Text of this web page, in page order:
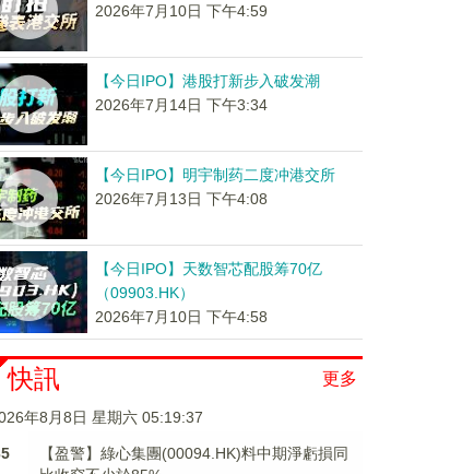
2026年7月10日 下午4:59
【今日IPO】港股打新步入破发潮
2026年7月14日 下午3:34
【今日IPO】明宇制药二度冲港交所
2026年7月13日 下午4:08
【今日IPO】天数智芯配股筹70亿
（09903.HK）
2026年7月10日 下午4:58
更多
快訊
年8月8日 星期六 05:19:37
【盈警】綠心集團(00094.HK)料中期淨虧損同